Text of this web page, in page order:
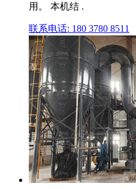
用。 本机结 .
联系电话: 180 3780 8511